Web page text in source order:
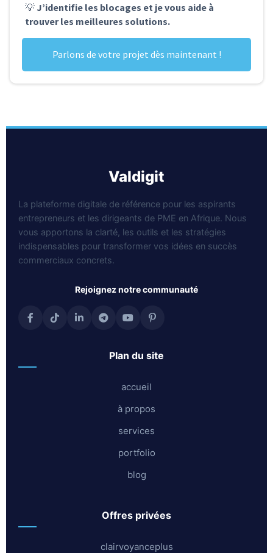
💡 J’identifie les blocages et je vous aide à
trouver les meilleures solutions.
Parlons de votre projet dès maintenant !
valdigit
La plateforme digitale de référence pour les aspirants
entrepreneurs et les dirigeants de PME en Afrique. Nous
vous apportons la clarté, les outils et les stratégies
indispensables pour transformer vos idées en succès
commerciaux concrets.
rejoignez notre communauté
plan du site
accueil
à propos
services
portfolio
blog
offres privées
clairvoyanceplus